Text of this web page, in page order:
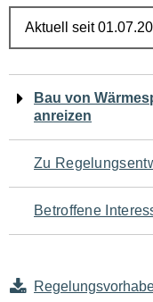
Navigation
für
den
Seiteninhalt
Bau von
anreizen
Zu
Betroffene